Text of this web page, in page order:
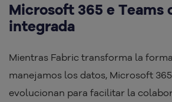
Microsoft 365 e Teams
integrada
Mientras Fabric transforma la
manejamos los datos, Microsoft
evolucionan para facilitar la